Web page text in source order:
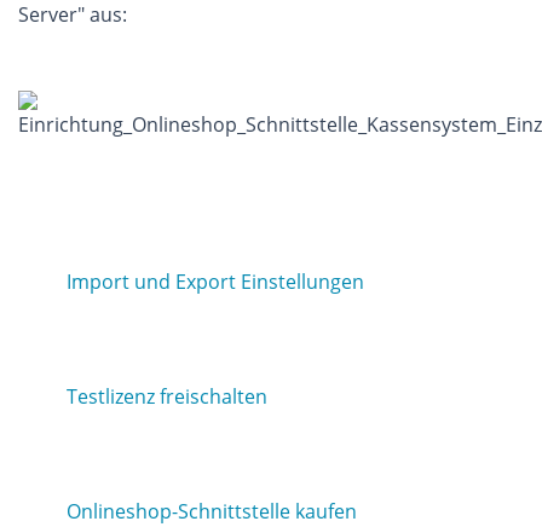
Server" aus:
Import und Export Einstellungen
Testlizenz freischalten
Onlineshop-Schnittstelle kaufen